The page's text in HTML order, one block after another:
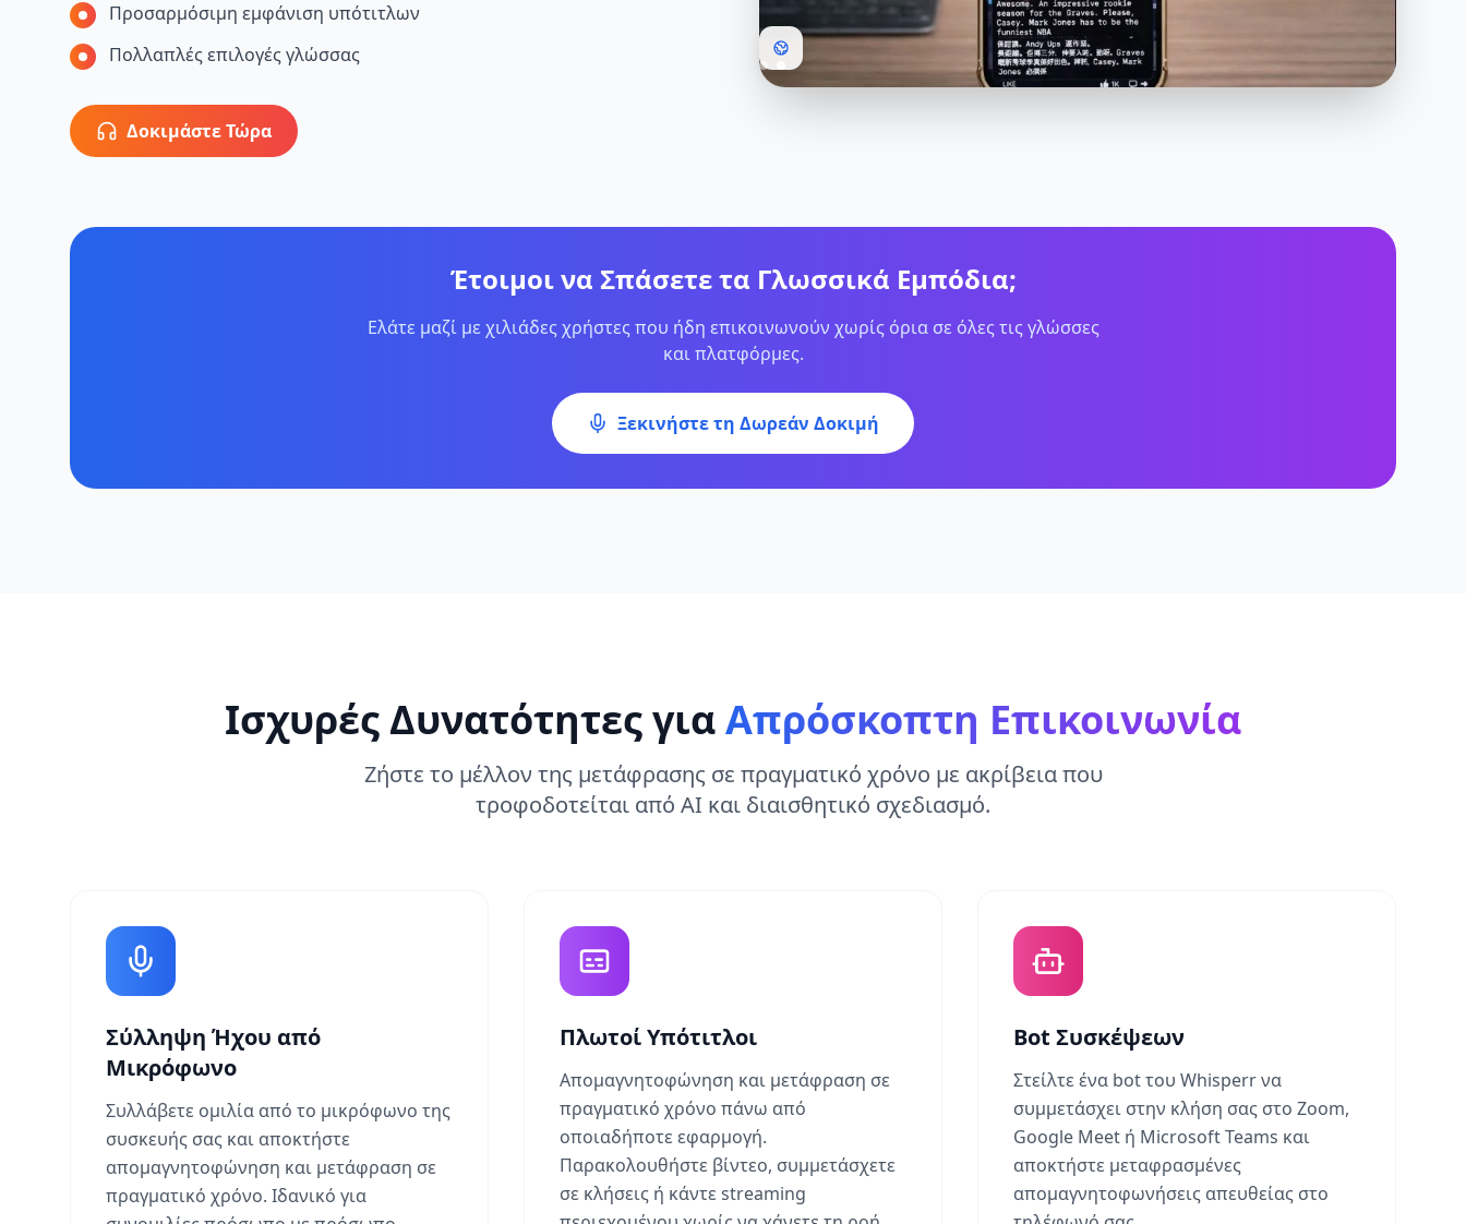
Προσαρμόσιμη εμφάνιση υπότιτλων
Πολλαπλές επιλογές γλώσσας
Δοκιμάστε Τώρα
Έτοιμοι να Σπάσετε τα Γλωσσικά Εμπόδια;
Ελάτε μαζί με χιλιάδες χρήστες που ήδη επικοινωνούν χωρίς όρια σε όλες τις γλώσσες
και πλατφόρμες.
Ξεκινήστε τη Δωρεάν Δοκιμή
Ισχυρές Δυνατότητες γιαΑπρόσκοπτη Επικοινωνία
Ζήστε το μέλλον της μετάφρασης σε πραγματικό χρόνο με ακρίβεια που
τροφοδοτείται από AI και διαισθητικό σχεδιασμό.
Σύλληψη Ήχου από
Μικρόφωνο
Συλλάβετε ομιλία από το μικρόφωνο της
συσκευής σας και αποκτήστε
απομαγνητοφώνηση και μετάφραση σε
πραγματικό χρόνο. Ιδανικό για
Πλωτοί Υπότιτλοι
Απομαγνητοφώνηση και μετάφραση σε
πραγματικό χρόνο πάνω από
οποιαδήποτε εφαρμογή.
Παρακολουθήστε βίντεο, συμμετάσχετε
σε κλήσεις ή κάντε streaming
Bot Συσκέψεων
Στείλτε ένα bot του Whisperr να
συμμετάσχει στην κλήση σας στο Zoom,
Google Meet ή Microsoft Teams και
αποκτήστε μεταφρασμένες
απομαγνητοφωνήσεις απευθείας στο